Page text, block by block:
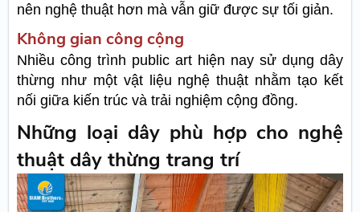
nên nghệ thuật hơn mà vẫn giữ được sự tối giản.
Không gian công cộng
Nhiều công trình public art hiện nay sử dụng dây
thừng như một vật liệu nghệ thuật nhằm tạo kết
nối giữa kiến trúc và trải nghiệm cộng đồng.
Những loại dây phù hợp cho nghệ
thuật dây thừng trang trí